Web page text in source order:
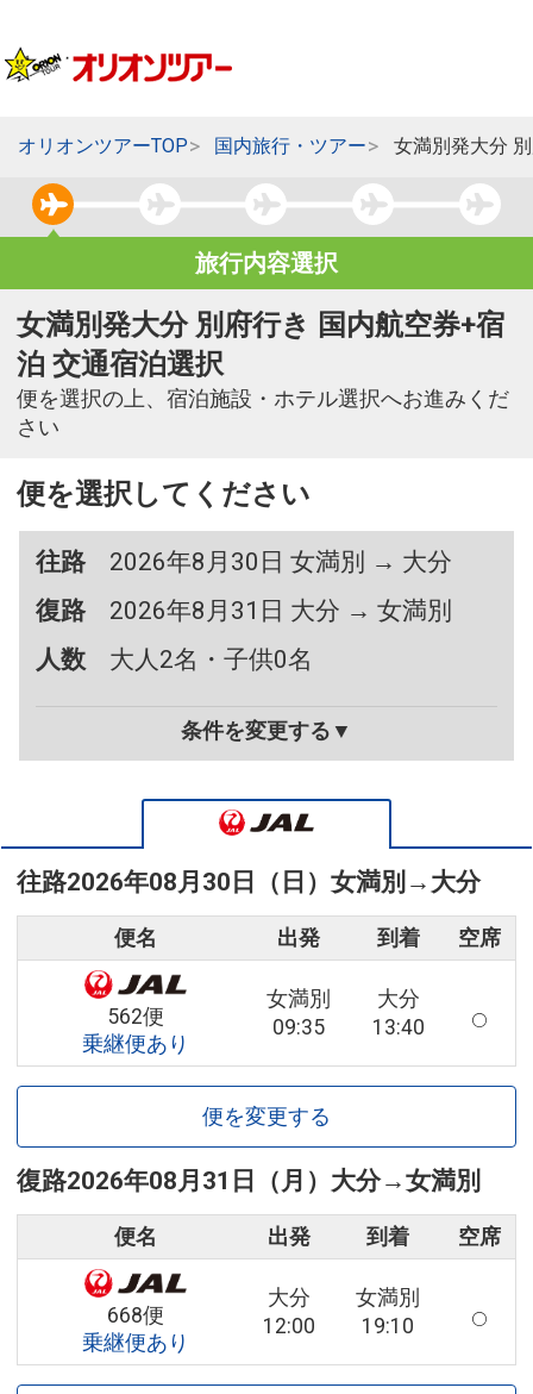
オリオンツアーTOP 国内旅行・ツアー 女満別発大分
旅行内容選択
女満別発大分 別府行き 国内航空券+宿
泊 交通宿泊選択
便を選択の上、宿泊施設・ホテル選択へお進みくだ
さい
便を選択してください
往路
2026年8月30日 女満別 → 大分
復路
2026年8月31日 大分 → 女満別
人数
大人2名・子供0名
条件を変更する▼
往路2026年08月30日（日） 女満別 → 大分
便名 出発 到着 空席
562便
乗継便あり
女満別
09:35
大分
13:40
便を変更する
復路2026年08月31日（月） 大分→女満別
便名 出発 到着 空席
668便
乗継便あり
大分
12:00
女満別
19:10